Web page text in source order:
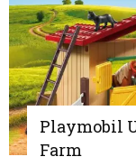
Playmobil
Farm